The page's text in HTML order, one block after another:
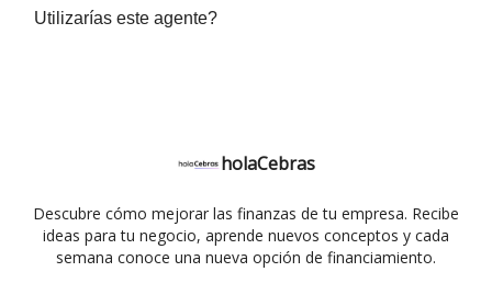
Utilizarías este agente?
holaCebras
Descubre cómo mejorar las finanzas de tu empresa. Recibe
ideas para tu negocio, aprende nuevos conceptos y cada
semana conoce una nueva opción de financiamiento.